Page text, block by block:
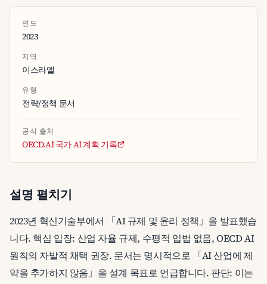
연도
2023
지역
이스라엘
유형
전략/정책 문서
공식 출처
OECD.AI 국가 AI 계획 기록
설명 펼치기
2023년 혁신기술부에서 「AI 규제 및 윤리 정책」을 발표했습
니다. 핵심 입장: 산업 자율 규제, 수평적 입법 없음, OECD AI
원칙의 자발적 채택 권장. 문서는 명시적으로 「AI 산업에 제
약을 추가하지 않음」을 설계 목표로 언급합니다. 판단: 이는